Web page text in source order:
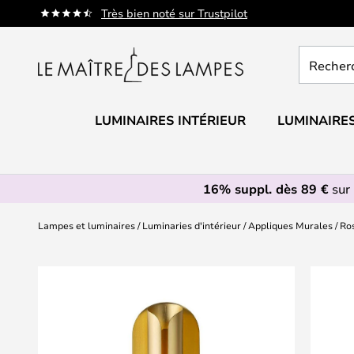
Très bien noté sur Trustpilot
Allez
au
un
LUMINAIRES INTÉRIEUR
16% suppl. dès 89 €sur
Lampes et luminaires Luminaries d'intérieur Appliques Murales